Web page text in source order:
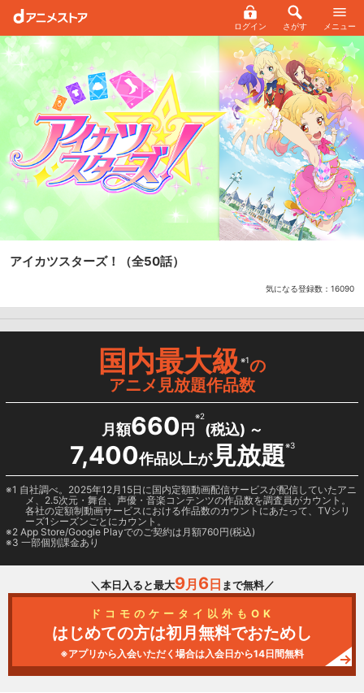
ログイン さがす メニュー
アイカツスターズ！ （全50話）
気になる登録数： 16090
国内最大級※1の
アニメ見放題作品数
月額660 円
※2
(税込) ～
7,400作品以上が見放題※3
1 自社調べ。2025年12月15日に国内定額動画配信サービスが配信していたアニ
メ、2.5次元・舞台、声優・音楽コンテンツの作品数を調査員がカウント。
各社の定額制動画サービスにおける作品数のカウントにあたって、TVシリ
ーズ1シーズンごとにカウント。
2 App Store/Google Playでのご契約は月額760円(税込)
3 一部個別課金あり
＼本日入ると最大9月 6日 まで無料／
ドコモのケータイ以外もOK
はじめての方は初月無料でおためし
※アプリから入会いただく場合は入会日から14日間無料